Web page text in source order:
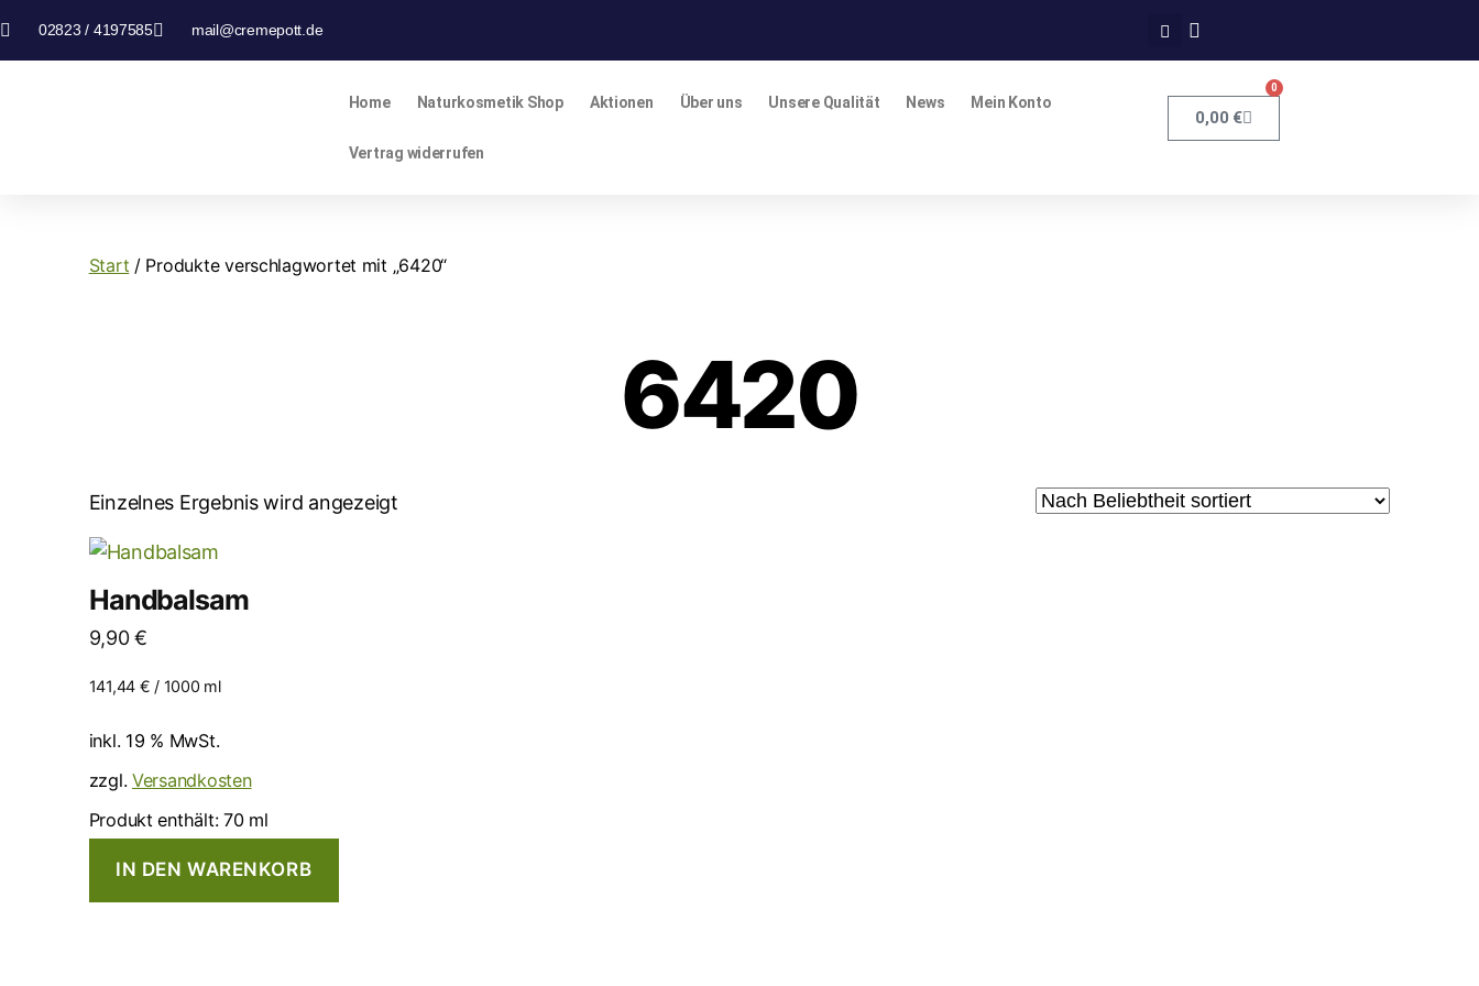
02823 / 4197585 mail@cremepott.de
Home Naturkosmetik Shop Aktionen Über uns Unsere Qualität News Mein Konto
Vertrag widerrufen
0,00 €
0
Start / Produkte verschlagwortet mit „6420“
6420
Einzelnes Ergebnis wird angezeigt
Handbalsam
9,90€
141,44 € / 1000 ml
inkl. 19 % MwSt.
zzgl.Versandkosten
Produkt enthält: 70 ml
IN DEN WARENKORB